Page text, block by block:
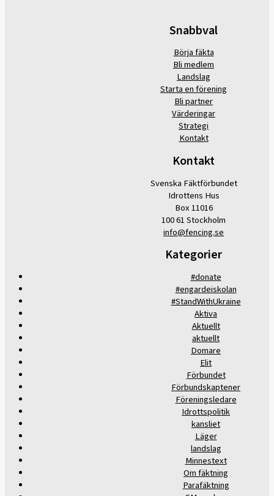
Snabbval
Börja fäkta
Bli medlem
Landslag
Starta en förening
Bli partner
Värderingar
Strategi
Kontakt
Kontakt
Svenska Fäktförbundet
Idrottens Hus
Box 11016
100 61 Stockholm
info@fencing.se
Kategorier
#donate
#engardeiskolan
#StandWithUkraine
Aktiva
Aktuellt
aktuellt
Domare
Elit
Förbundet
Förbundskaptener
Föreningsledare
Idrottspolitik
kansliet
Läger
landslag
Minnestext
Om fäktning
Parafäktning